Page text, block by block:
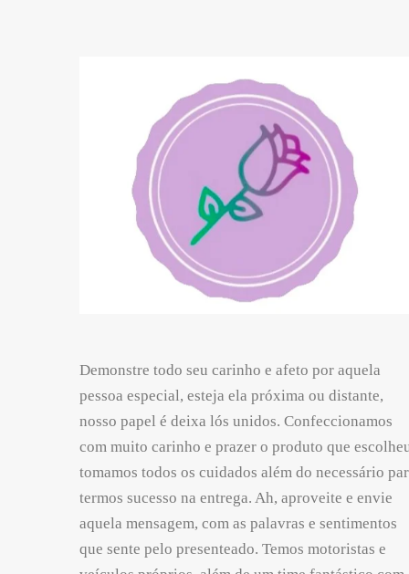
Demonstre todo seu carinho e afeto por aquela
pessoa especial, esteja ela próxima ou distante,
nosso papel é deixa lós unidos. Confeccionamos
com muito carinho e prazer o produto que
tomamos todos os cuidados além do necessário
termos sucesso na entrega. Ah, aproveite e envie
aquela mensagem, com as palavras e sentimentos
que sente pelo presenteado. Temos motoristas e